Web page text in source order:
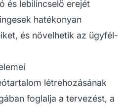
és lebilincselő erejét
hatékonyan
és növelhetik az ügyfél-
létrehozásának
foglalja a tervezést, a